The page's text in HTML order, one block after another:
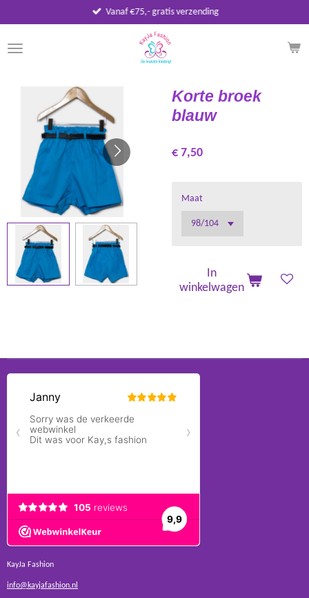
direct
naar
de
Vanaf €75,- gratis verzending
Korte broek
blauw
€ 7,50
Maat
In
winkelwagen
KayJa Fashion
info@kayjafashion.nl